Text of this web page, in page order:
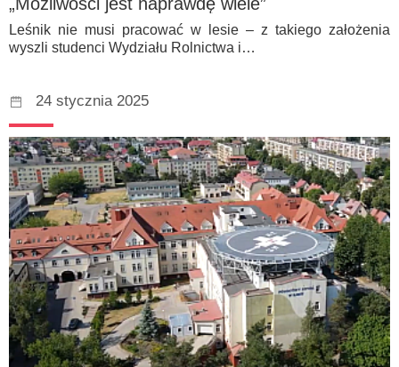
Leśnik nie musi pracować w lesie – z takiego założenia
wyszli studenci Wydziału Rolnictwa i…
24 stycznia 2025